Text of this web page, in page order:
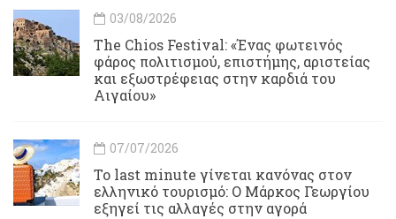
03/08/2026
Τhe Chios Festival: «Ένας φωτεινός
φάρος πολιτισμού, επιστήμης, αριστείας
και εξωστρέφειας στην καρδιά του
Αιγαίου»
07/07/2026
Το last minute γίνεται κανόνας στον
ελληνικό τουρισμό: Ο Μάρκος Γεωργίου
εξηγεί τις αλλαγές στην αγορά